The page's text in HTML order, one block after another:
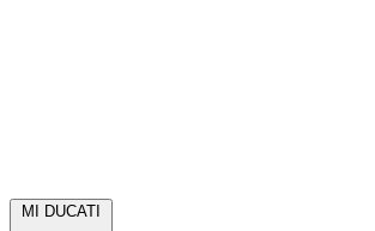
MI DUCATI